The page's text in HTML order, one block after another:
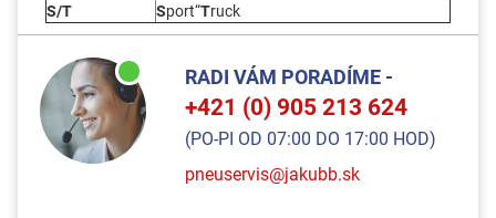
S/T
Sport“Truck
RADI VÁM PORADÍME -
+421 (0) 905 213 624
(PO-PI OD 07:00 DO 17:00 HOD)
pneuservis@jakubb.sk